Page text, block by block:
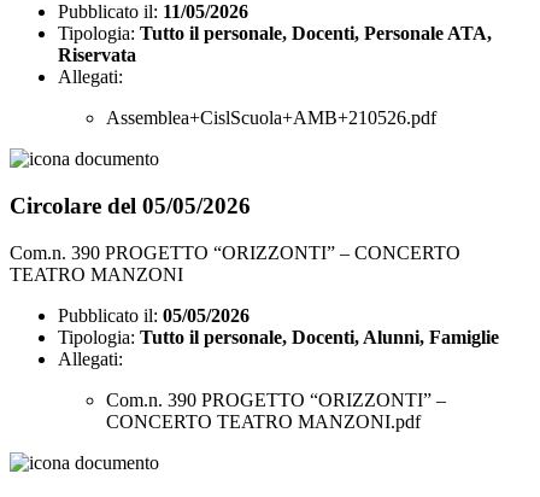
Pubblicato il: 11/05/2026
Tipologia: Tutto il personale, Docenti, Personale ATA,
Riservata
Allegati:
Assemblea+CislScuola+AMB+210526.pdf
Circolare del 05/05/2026
Com.n. 390 PROGETTO “ORIZZONTI” – CONCERTO
TEATRO MANZONI
Pubblicato il: 05/05/2026
Tipologia: Tutto il personale, Docenti, Alunni, Famiglie
Allegati:
Com.n. 390 PROGETTO “ORIZZONTI” –
CONCERTO TEATRO MANZONI.pdf